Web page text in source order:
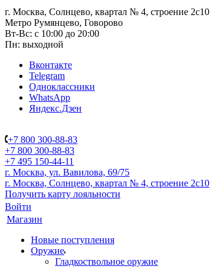
г. Москва, Солнцево, квартал № 4, строение 2с10
Метро Румянцево, Говорово
Вт-Вс: с 10:00 до 20:00
Пн: выходной
Вконтакте
Telegram
Одноклассники
WhatsApp
Яндекс.Дзен
+7 800 300-88-83
+7 800 300-88-83
+7 495 150-44-11
г. Москва, ул. Вавилова, 69/75
г. Москва, Солнцево, квартал № 4, строение 2с10
Получить карту лояльности
Войти
Магазин
Новые поступления
Оружие
Гладкоствольное оружие